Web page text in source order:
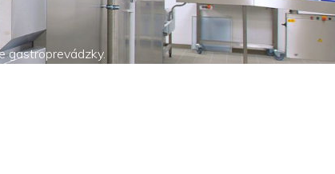
gastroprevádzky.